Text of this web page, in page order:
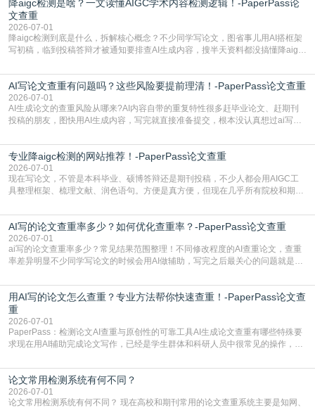
降aigc检测是啥？一文读懂AIGC学术内容检测逻辑！-PaperPass论
文查重
2026-07-01
降aigc检测到底是什么，拆解核心概念？不少同学写论文，图省事儿用AI搭框架
写初稿，临到投稿答辩才被通知要排查AI生成内容，搜半天资料都没搞懂降aigc
怕是已经入行的科研人员，不少人也搞不清降aigc检测是啥，对相关要求摸不
准。其实，降aigc检测是伴随AIGC工具在学术领域普及诞生的新需求，核心是为
了满足现在高校、期刊对AI生
AI写论文查重有问题吗？这些风险要提前理清！-PaperPass论文查重
2026-07-01
AI生成论文的查重风险从哪来?AI内容自带的重复特性很多赶毕业论文、赶期刊
投稿的朋友，图快用AI生成内容，写完就直接准备提交，根本没认真想过ai写论
自带不可忽视的查重风险。AI训练依赖海量公开的文本数据，生成内容本质是基
于训练数据的概率拼接，不是从零开始的原创创作。生成过程中，很容易复用已
有的高频公共表述，甚至直接拼接已经公开
专业降aigc检测的网站推荐！-PaperPass论文查重
2026-07-01
现在写论文，不管是本科毕业、硕博答辩还是期刊投稿，不少人都会用AIGC工
具整理框架、梳理文献、润色语句。方便是真方便，但现在几乎所有院校和期刊
五遍还是过不了预检测的大有人在，这时候，找到靠谱的降AIGC检测率的网
站，就能少走好多弯路。PaperPass：守护学术原创性的智能伙伴AIGC生成内
容的学术合规痛点去年帮一个本科师弟改
AI写的论文查重率多少？如何优化查重率？-PaperPass论文查重
2026-07-01
ai写的论文查重率多少？常见结果范围整理！不同修改程度的AI查重论文，查重
率差异明显不少同学写论文的时候会用AI做辅助，写完之后最关心的问题就是ai
实际情况和大家想的不太一样。AI训练依赖海量公开学术文献、网络内容，生成
内容本质是按照语义概率拼接已有内容，很容易和已发布的作品撞重复，甚至会
直接引用整段已有内容，所以查重率偏高是
用AI写的论文怎么查重？专业方法帮你快速查重！-PaperPass论文查
重
2026-07-01
PaperPass：检测论文AI查重与原创性的可靠工具AI生成论文查重有哪些特殊要
求现在用AI辅助完成论文写作，已经是学生群体和科研人员中很常见的操作，不
但很多人忽略了，AI生成的内容天生带有重复风险——训练AI的数据集本身就包
含大量已公开的学术内容、网络原创内容，AI输出内容时很容易无意识拼接出重
复片
论文常用检测系统有何不同？
2026-07-01
论文常用检测系统有何不同？ 现在高校和期刊常用的论文查重系统主要是知网、